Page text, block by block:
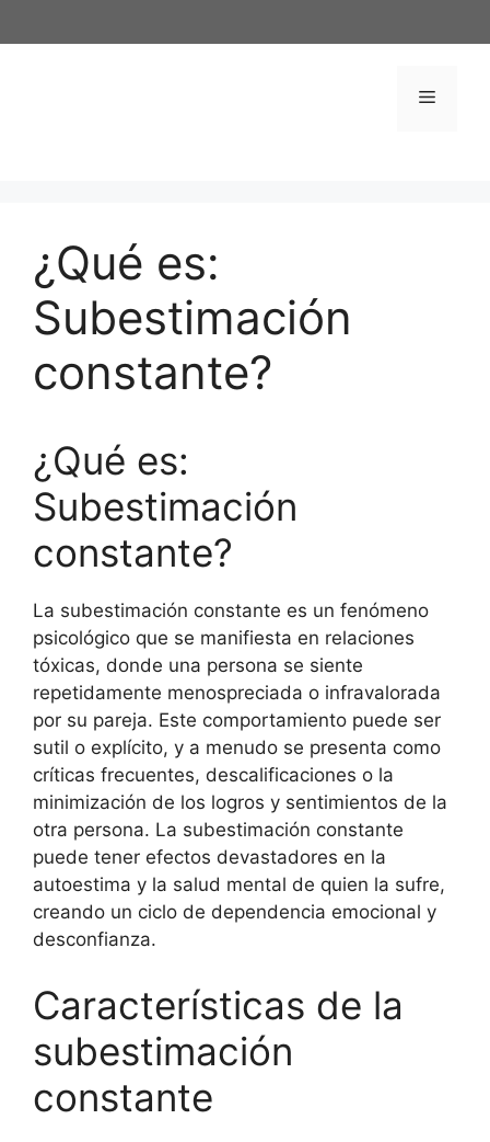
al
Menú
¿Qué es:
Subestimación
constante?
¿Qué es:
Subestimación
constante?
La subestimación constante es un fenómeno
psicológico que se manifiesta en relaciones
tóxicas, donde una persona se siente
repetidamente menospreciada o infravalorada
por su pareja. Este comportamiento puede ser
sutil o explícito, y a menudo se presenta como
críticas frecuentes, descalificaciones o la
minimización de los logros y sentimientos de la
otra persona. La subestimación constante
puede tener efectos devastadores en la
autoestima y la salud mental de quien la sufre,
creando un ciclo de dependencia emocional y
desconfianza.
Características de la
subestimación
constante